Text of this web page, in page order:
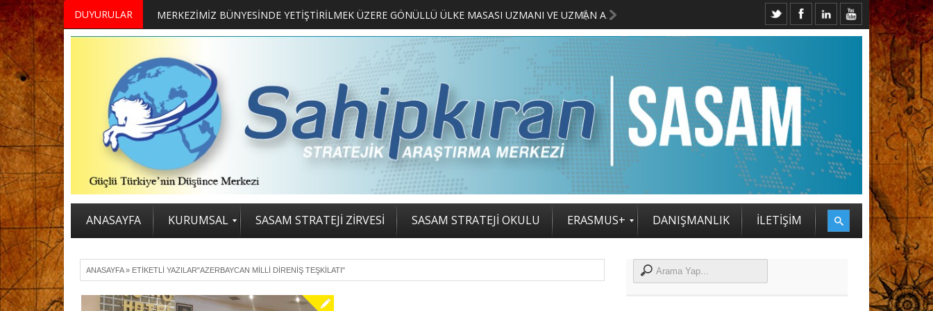
DUYURULAR MERKEZİMİZ BÜNYESİNDE YETİŞTİRİLMEK ÜZERE GÖNÜLLÜ ÜLKE MASASI UZMANI VE UZMAN ADAYLARI ARIYORUZ 2. SASAM STRATEJİ ZİRVESİ KATILIMCILARI BELLİ OLDU
ANASAYFA KURUMSAL SASAM STRATEJİ ZİRVESİ SASAM STRATEJİ OKULU ERASMUS+ DANIŞMANLIK İLETİŞİM
ANASAYFA» ETIKETLI YAZILAR"AZERBAYCAN MILLI DIRENIŞ TEŞKILATI"